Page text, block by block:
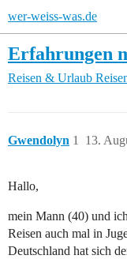
wer-weiss-was.de
Erfahrungen
Reisen & Urlaub
Gwendolyn 13.
1
Hallo,
mein Mann (40) und
Reisen auch mal in
Deutschland hat sich